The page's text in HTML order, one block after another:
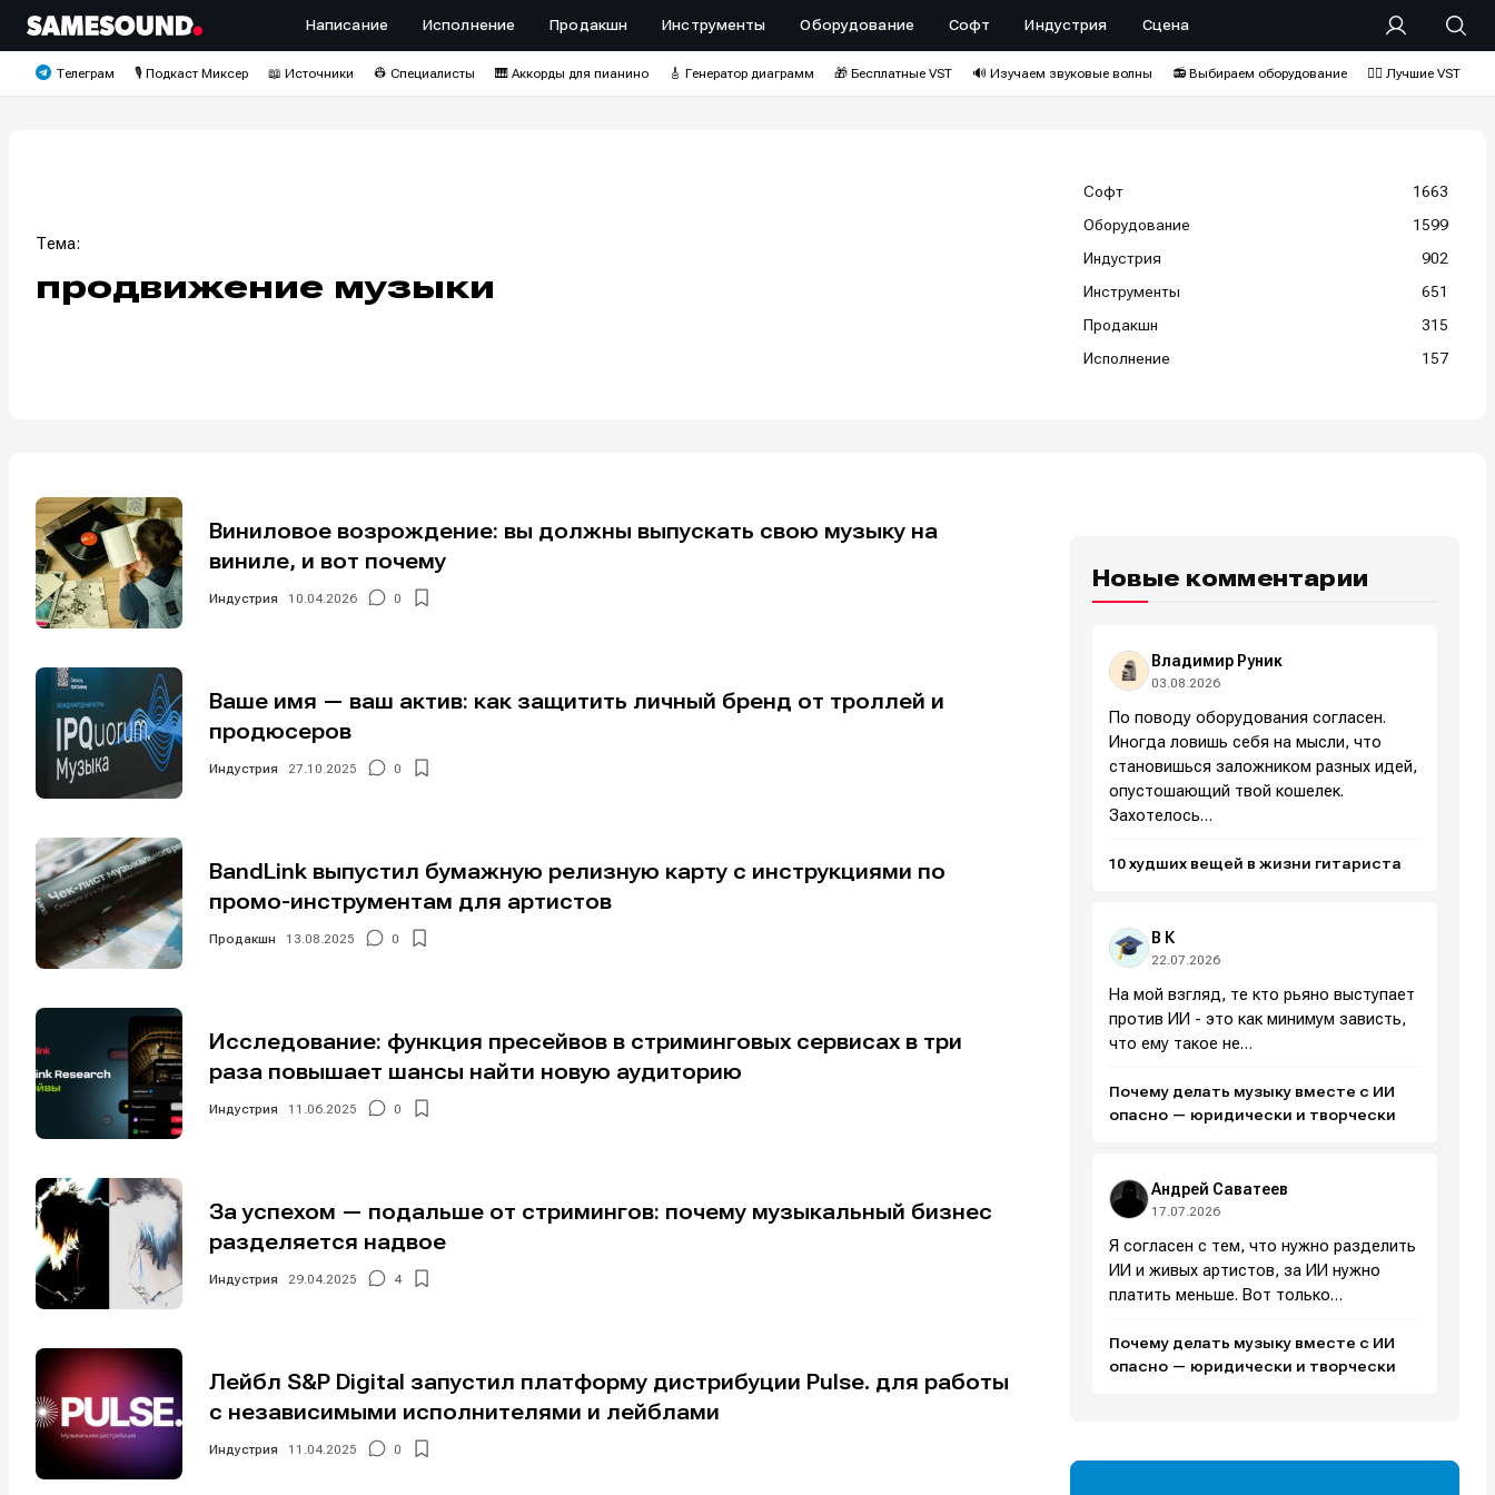
Написание Исполнение Продакшн Инструменты Оборудование Софт Индустрия Сцена
Телеграм 🎙️ Подкаст Миксер 📖 Источники 👷 Специалисты 🎹 Аккорды для пианино 🎸 Генератор диаграмм 🎁 Бесплатные VST 🔊 Изучаем звуковые волны 📻 Выбираем оборудование ❤️‍🔥 Лучшие VST
Тема:
продвижение музыки
Софт
1663
Оборудование
1599
Индустрия
902
Инструменты
651
Продакшн
315
Исполнение
157
Виниловое возрождение: вы должны выпускать свою музыку на
виниле, и вот почему
Индустрия 10.04.2026 0
Ваше имя — ваш актив: как защитить личный бренд от троллей и
продюсеров
Индустрия 27.10.2025 0
BandLink выпустил бумажную релизную карту с инструкциями по
промо-инструментам для артистов
Продакшн 13.08.2025 0
Исследование: функция пресейвов в стриминговых сервисах в три
раза повышает шансы найти новую аудиторию
Индустрия 11.06.2025 0
За успехом — подальше от стримингов: почему музыкальный бизнес
разделяется надвое
Индустрия 29.04.2025 4
Лейбл S&P Digital запустил платформу дистрибуции Pulse. для работы
с независимыми исполнителями и лейблами
Индустрия 11.04.2025 0
Новые комментарии
Владимир Руник
03.08.2026
По поводу оборудования согласен.
Иногда ловишь себя на мысли, что
становишься заложником разных идей,
опустошающий твой кошелек.
Захотелось…
10 худших вещей в жизни гитариста
В К
22.07.2026
На мой взгляд, те кто рьяно выступает
против ИИ - это как минимум зависть,
что ему такое не…
Почему делать музыку вместе с ИИ
опасно — юридически и творчески
Андрей Саватеев
17.07.2026
Я согласен с тем, что нужно разделить
ИИ и живых артистов, за ИИ нужно
платить меньше. Вот только…
Почему делать музыку вместе с ИИ
опасно — юридически и творчески